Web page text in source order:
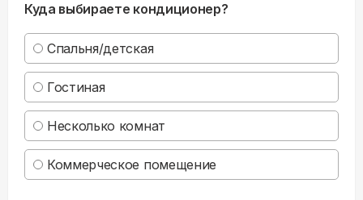
Куда выбираете кондиционер?
Спальня/детская
Гостиная
Несколько комнат
Коммерческое помещение